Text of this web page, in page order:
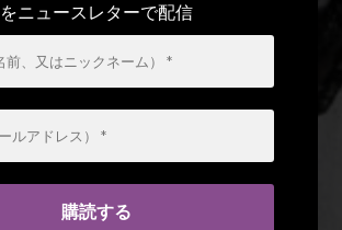
をニュースレターで配信